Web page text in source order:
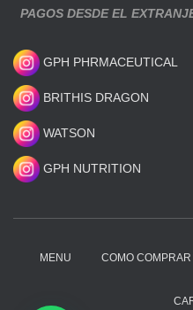
PAGOS DESDE EL
GPH PHRMACEUTICAL
BRITHIS DRAGON
WATSON
GPH NUTRITION
MENU COMO